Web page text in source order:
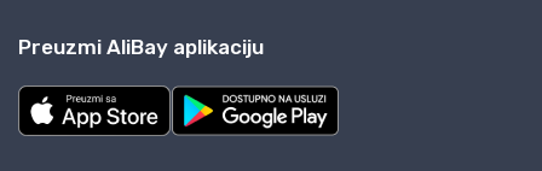
Preuzmi AliBay aplikaciju